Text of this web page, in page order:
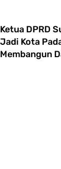
Ketua DPRD
Jadi Kota
Membangun